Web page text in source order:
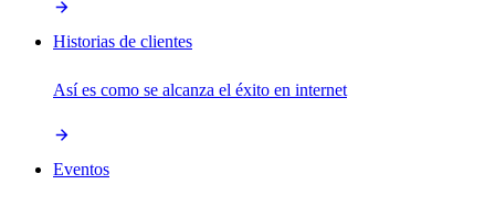
Historias de clientes
Así es como se alcanza el éxito en internet
Eventos